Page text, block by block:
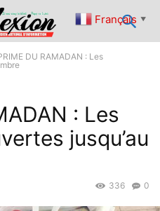
DU RAMADAN : Les
: Les
jusqu’au
0
336
Français ▼